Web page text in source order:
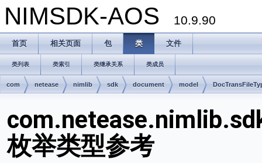
NIMSDK-AOS 10.9.90
首页 相关页面 包 类 文件
类列表 类索引 类继承关系 类成员
com netease nimlib sdk document model
枚举类型参考